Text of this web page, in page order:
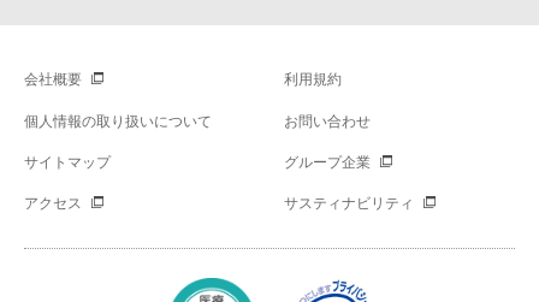
会社概要 利用規約
個人情報の取り扱いについて お問い合わせ
サイトマップ グループ企業
アクセス サスティナビリティ